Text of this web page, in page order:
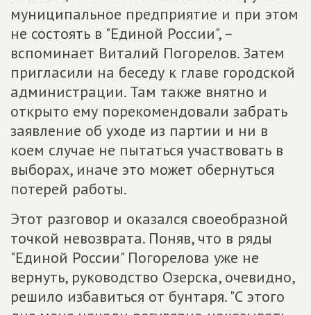
муниципальное предприятие и при этом
не состоять в "Единой России", –
вспоминает Виталий Погорелов. Затем
пригласили на беседу к главе городской
администрации. Там также внятно и
открыто ему порекомендовали забрать
заявление об уходе из партии и ни в
коем случае не пытаться участвовать в
выборах, иначе это может обернуться
потерей работы.
Этот разговор и оказался своеобразной
точкой невозврата. Поняв, что в ряды
"Единой России" Погорелова уже не
вернуть, руководство Озерска, очевидно,
решило избавиться от бунтаря. "С этого